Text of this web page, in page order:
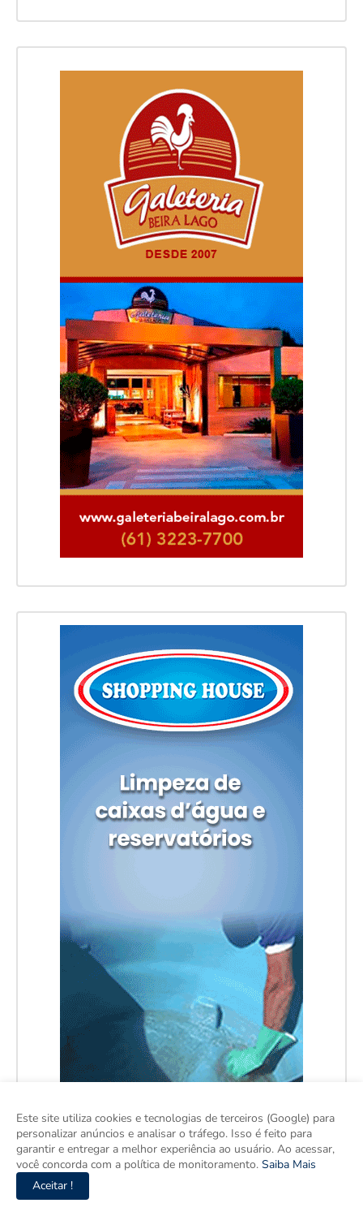
Este site utiliza cookies e tecnologias de terceiros (Google) para
personalizar anúncios e analisar o tráfego. Isso é feito para
garantir e entregar a melhor experiência ao usuário. Ao acessar,
você concorda com a política de monitoramento. Saiba Mais
Aceitar !